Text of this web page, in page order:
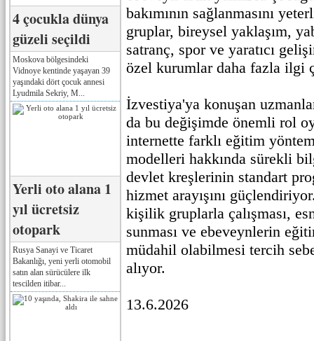
4 çocukla dünya
güzeli seçildi
Moskova bölgesindeki
Vidnoye kentinde yaşayan 39
yaşındaki dört çocuk annesi
Lyudmila Sekriy, M...
Yerli oto alana 1
yıl ücretsiz
otopark
Rusya Sanayi ve Ticaret
Bakanlığı, yeni yerli otomobil
satın alan sürücülere ilk
tescilden itibar...
bakımının sağlanmasını
gruplar, bireysel yaklaşım,
satranç, spor ve yaratıcı
özel kurumlar daha fazla ilgi
İzvestiya'ya konuşan
da bu değişimde önemli rol
internette farklı eğitim
modelleri hakkında sürekli
devlet kreşlerinin standart
hizmet arayışını
kişilik gruplarla çalışması,
sunması ve ebeveynlerin
müdahil olabilmesi tercih
alıyor.
13.6.2026